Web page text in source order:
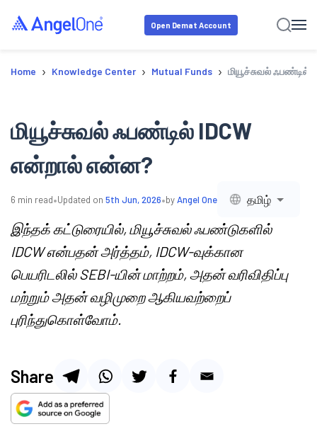
Open Demat Account
Home › Knowledge Center › Mutual Funds › மியூச்சுவல்
மியூச்சுவல் ஃபண்டில் IDCW
என்றால் என்ன?
6 min read•Updated on 5th Jun, 2026•byAngel One தமிழ்
இந்தக் கட்டுரையில், மியூச்சுவல் ஃபண்டுகளில்
IDCW என்பதன் அர்த்தம், IDCW-வுக்கான
பெயரிடலில் SEBI-யின் மாற்றம், அதன் வரிவிதிப்பு
மற்றும் அதன் வழிமுறை ஆகியவற்றைப்
புரிந்துகொள்வோம்.
Share